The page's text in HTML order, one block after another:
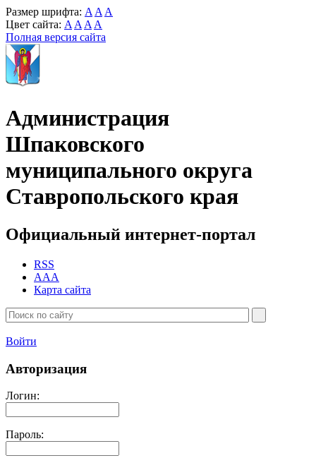
Размер шрифта: A A A
Цвет сайта: A A A A
Полная версия сайта
Администрация
Шпаковского
муниципального округа
Ставропольского края
Официальный интернет-портал
RSS
AAA
Карта сайта
Войти
Авторизация
Логин:
Пароль: